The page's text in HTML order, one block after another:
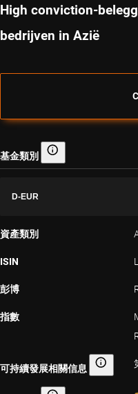
High conviction-
bedrijven in Azië
基金類別 基金類別
D-EUR
資產類別
ISIN
彭博
指數
可持續發展相關信息 可持續發